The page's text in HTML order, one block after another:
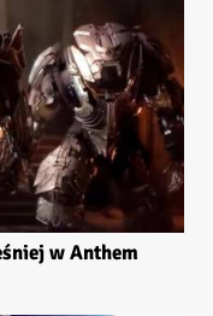
w Anthem